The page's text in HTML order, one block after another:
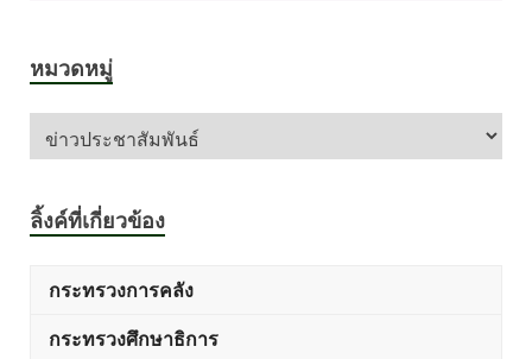
หมวดหมู่
ลิ้งค์ที่เกี่ยวข้อง
กระทรวงการคลัง
กระทรวงศึกษาธิการ